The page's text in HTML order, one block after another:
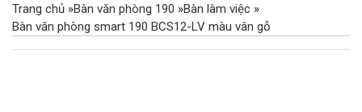
Trang chủ »Bàn văn phòng 190 »Bàn làm việc »
Bàn văn phòng smart 190 BCS12-LV màu vân gỗ